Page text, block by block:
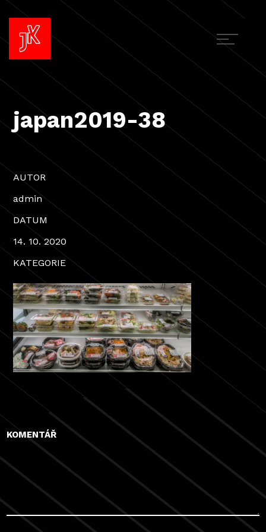
japan2019-38
AUTOR
admin
DATUM
14. 10. 2020
KATEGORIE